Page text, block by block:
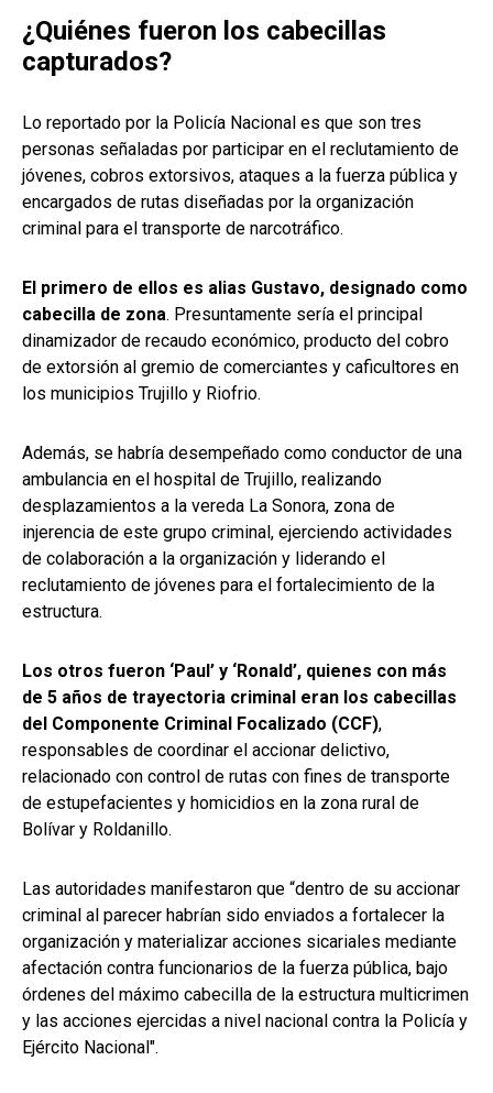
¿Quiénes fueron los cabecillas
capturados?
Lo reportado por la Policía Nacional es que son tres
personas señaladas por participar en el reclutamiento de
jóvenes, cobros extorsivos, ataques a la fuerza pública y
encargados de rutas diseñadas por la organización
criminal para el transporte de narcotráfico.
El primero de ellos es alias Gustavo, designado como
cabecilla de zona. Presuntamente sería el principal
dinamizador de recaudo económico, producto del cobro
de extorsión al gremio de comerciantes y caficultores en
los municipios Trujillo y Riofrio.
Además, se habría desempeñado como conductor de una
ambulancia en el hospital de Trujillo, realizando
desplazamientos a la vereda La Sonora, zona de
injerencia de este grupo criminal, ejerciendo actividades
de colaboración a la organización y liderando el
reclutamiento de jóvenes para el fortalecimiento de la
estructura.
Los otros fueron ‘Paul’ y ‘Ronald’, quienes con más
de 5 años de trayectoria criminal eran los cabecillas
del Componente Criminal Focalizado (CCF),
responsables de coordinar el accionar delictivo,
relacionado con control de rutas con fines de transporte
de estupefacientes y homicidios en la zona rural de
Bolívar y Roldanillo.
Las autoridades manifestaron que “dentro de su accionar
criminal al parecer habrían sido enviados a fortalecer la
organización y materializar acciones sicariales mediante
afectación contra funcionarios de la fuerza pública, bajo
órdenes del máximo cabecilla de la estructura multicrimen
y las acciones ejercidas a nivel nacional contra la Policía y
Ejército Nacional".